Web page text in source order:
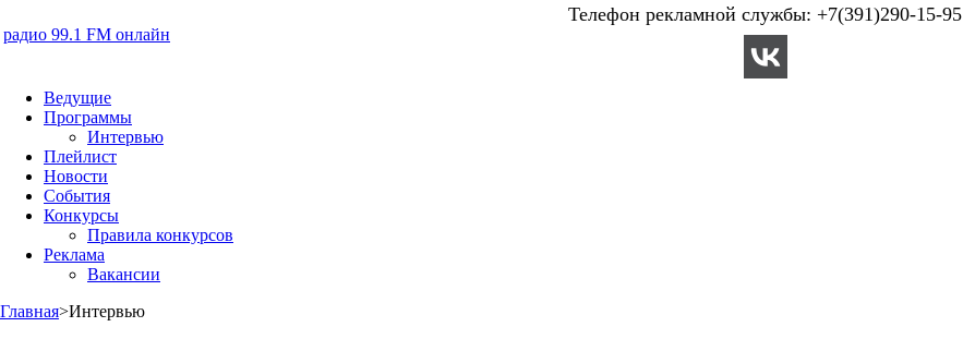
радио 99.1 FM онлайн
Телефон рекламной службы: +7(391)290-15-95
Ведущие
Программы
Интервью
Плейлист
Новости
События
Конкурсы
Правила конкурсов
Реклама
Вакансии
Главная>Интервью